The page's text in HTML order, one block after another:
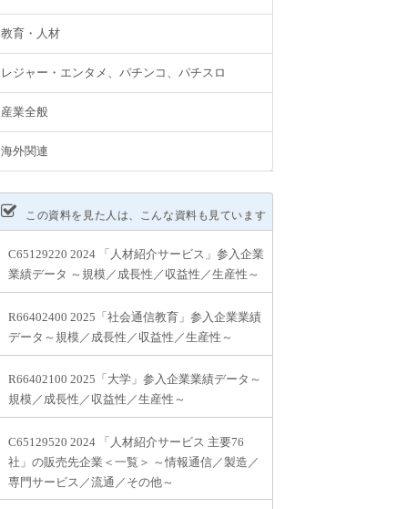
教育・人材
レジャー・エンタメ、パチンコ、パチスロ
産業全般
海外関連
この資料を見た人は、こんな資料も見ています
C65129220 2024 「人材紹介サービス」参入企業
業績データ ～規模／成長性／収益性／生産性～
R66402400 2025「社会通信教育」参入企業業績
データ～規模／成長性／収益性／生産性～
R66402100 2025「大学」参入企業業績データ～
規模／成長性／収益性／生産性～
C65129520 2024 「人材紹介サービス 主要76
社」の販売先企業＜一覧＞ ～情報通信／製造／
専門サービス／流通／その他～